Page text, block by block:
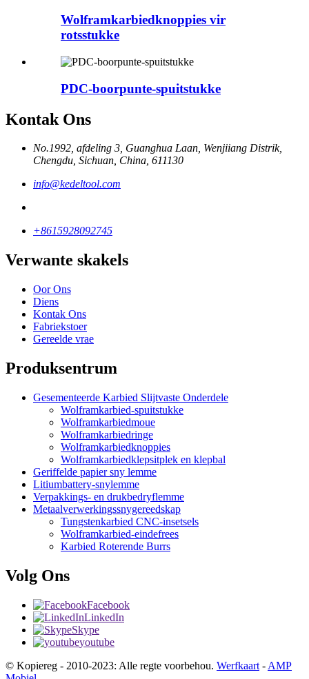
Wolframkarbiedknoppies vir
rotsstukke
PDC-boorpunte-spuitstukke
Kontak Ons
No.1992, afdeling 3, Guanghua Laan, Wenjiiang Distrik,
Chengdu, Sichuan, China, 611130
info@kedeltool.com
+8615928092745
Verwante skakels
Oor Ons
Diens
Kontak Ons
Fabriekstoer
Gereelde vrae
Produksentrum
Gesementeerde Karbied Slijtvaste Onderdele
Wolframkarbied-spuitstukke
Wolframkarbiedmoue
Wolframkarbiedringe
Wolframkarbiedknoppies
Wolframkarbiedklepsitplek en klepbal
Geriffelde papier sny lemme
Litiumbattery-snylemme
Verpakkings- en drukbedryflemme
Metaalverwerkingssnygereedskap
Tungstenkarbied CNC-insetsels
Wolframkarbied-eindefrees
Karbied Roterende Burrs
Volg Ons
Facebook
LinkedIn
Skype
youtube
© Kopiereg - 2010-2023: Alle regte voorbehou. Werfkaart - AMP